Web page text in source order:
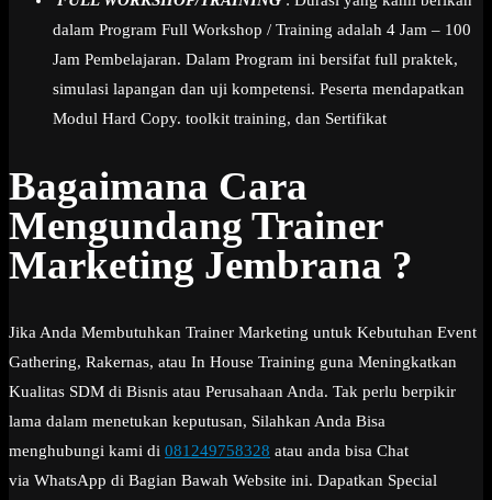
dalam Program Full Workshop / Training adalah 4 Jam – 100
Jam Pembelajaran. Dalam Program ini bersifat full praktek,
simulasi lapangan dan uji kompetensi. Peserta mendapatkan
Modul Hard Copy. toolkit training, dan Sertifikat
Bagaimana Cara
Mengundang Trainer
Marketing Jembrana ?
Jika Anda Membutuhkan Trainer Marketing untuk Kebutuhan Event
Gathering, Rakernas, atau In House Training guna Meningkatkan
Kualitas SDM di Bisnis atau Perusahaan Anda. Tak perlu berpikir
lama dalam menetukan keputusan, Silahkan Anda Bisa
menghubungi kami di 081249758328 atau anda bisa Chat
via WhatsApp di Bagian Bawah Website ini. Dapatkan Special